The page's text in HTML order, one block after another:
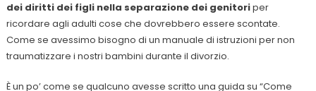
dei diritti dei figli nella separazione dei genitoriper
ricordare agli adulti cose che dovrebbero essere scontate.
Come se avessimo bisogno di un manuale di istruzioni per non
traumatizzare i nostri bambini durante il divorzio.
È un po’ come se qualcuno avesse scritto una guida su “Come